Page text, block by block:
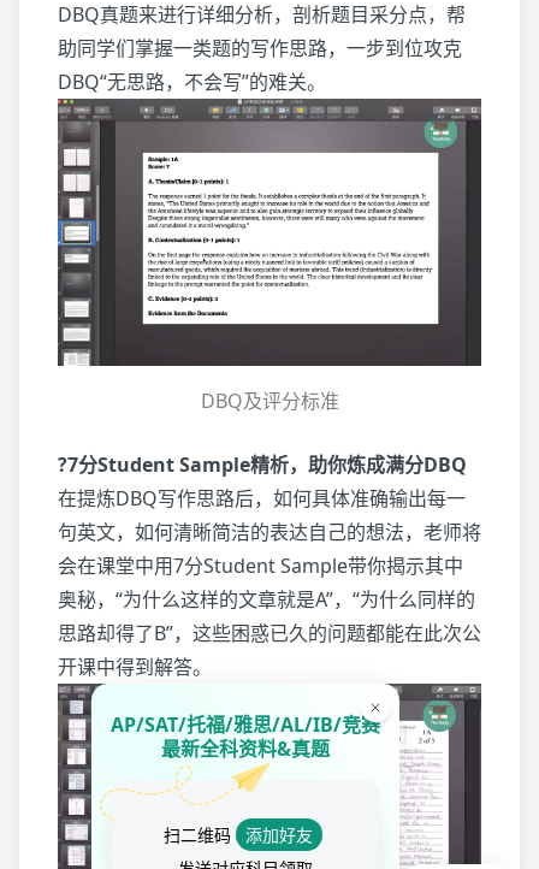
DBQ真题来进行详细分析，剖析题目采分点，帮
助同学们掌握一类题的写作思路，一步到位攻克
DBQ“无思路，不会写”的难关。
DBQ及评分标准
?7分Student Sample精析，助你炼成满分DBQ
在提炼DBQ写作思路后，如何具体准确输出每一
句英文，如何清晰简洁的表达自己的想法，老师将
会在课堂中用7分Student Sample带你揭示其中
奥秘，“为什么这样的文章就是A”，“为什么同样的
思路却得了B”，这些困惑已久的问题都能在此次公
开课中得到解答。
AP/SAT/托福/雅思/AL/IB/竞赛
最新全科资料&真题
扫二维码
添加好友